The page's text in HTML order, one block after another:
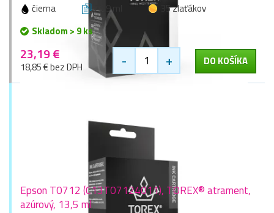
čierna 25,9 ml
35 zlaťákov
Skladom > 9 ks
23,19 €
18,85 € bez DPH - + DO KOŠÍKA
Epson T0712 (C13T07124011), TOREX® atrament,
azúrový, 13,5 ml